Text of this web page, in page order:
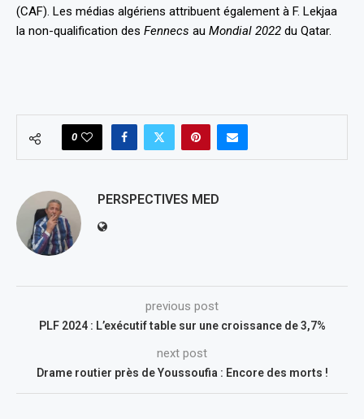
(CAF). Les médias algériens attribuent également à F. Lekjaa
la non-qualification des Fennecs au Mondial 2022 du Qatar.
0
PERSPECTIVES MED
previous post
PLF 2024 : L’exécutif table sur une croissance de 3,7%
next post
Drame routier près de Youssoufia : Encore des morts !